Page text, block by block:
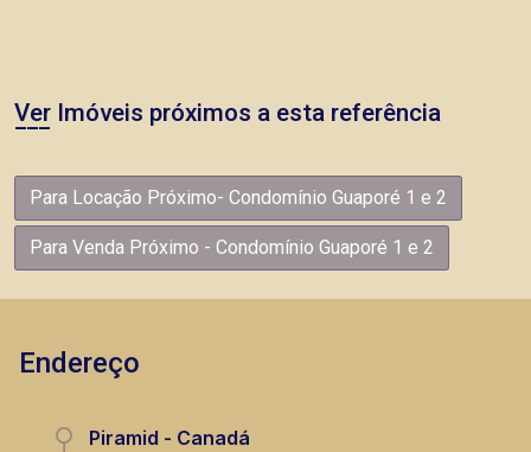
Ver Imóveis próximos a esta referência
Para Locação Próximo- Condomínio Guaporé 1 e 2
Para Venda Próximo - Condomínio Guaporé 1 e 2
Endereço
Piramid - Canadá